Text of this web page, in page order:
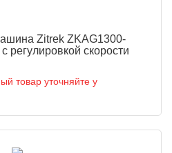
Zitrek ZKAG1300-
регулировкой скорости
товар уточняйте у